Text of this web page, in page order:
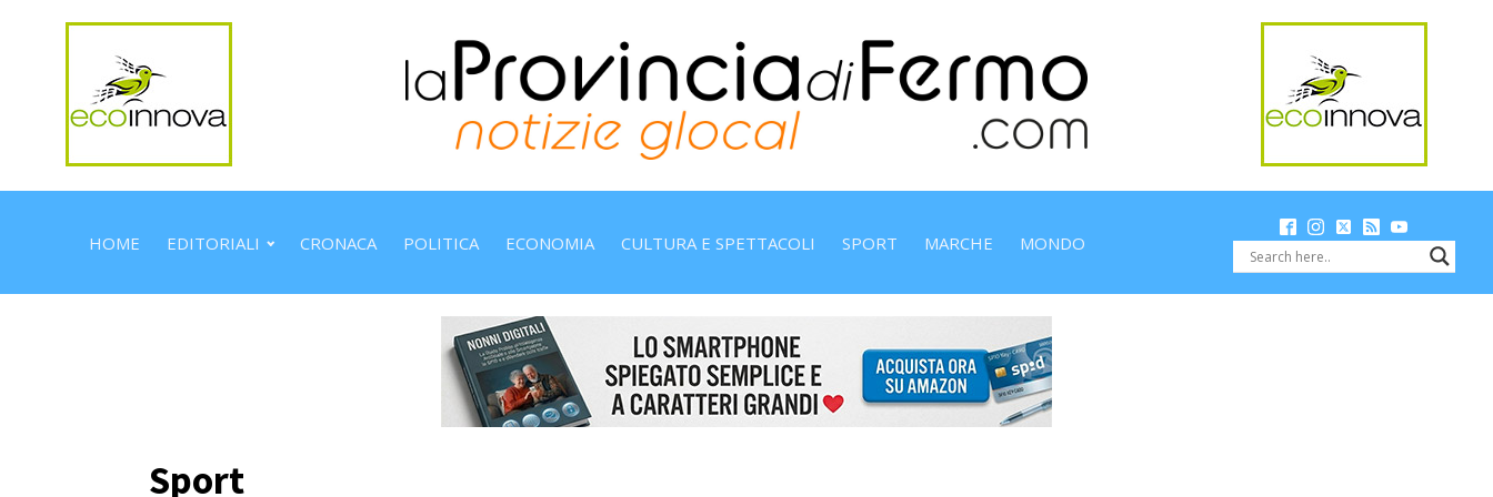
HOME EDITORIALI CRONACA POLITICA ECONOMIA CULTURA E SPETTACOLI SPORT MARCHE MONDO
Sport